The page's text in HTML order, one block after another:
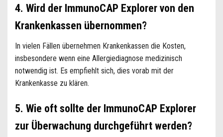
4. Wird der ImmunoCAP Explorer von den
Krankenkassen übernommen?
In vielen Fällen übernehmen Krankenkassen die Kosten,
insbesondere wenn eine Allergiediagnose medizinisch
notwendig ist. Es empfiehlt sich, dies vorab mit der
Krankenkasse zu klären.
5. Wie oft sollte der ImmunoCAP Explorer
zur Überwachung durchgeführt werden?